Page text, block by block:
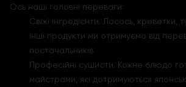
Ось наші головні переваги:
Свіжі інгредієнти. Лосось, креветки,
інші продукти ми отримуємо від
постачальників.
Професійні сушисти. Кожне блюдо
майстрами, які дотримуються